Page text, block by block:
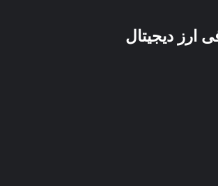
ارز دیجیتال